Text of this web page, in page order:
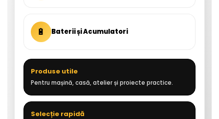
🔋 Baterii și Acumulatori
Produse utile
Pentru mașină, casă, atelier și proiecte practice.
Selecție rapidă